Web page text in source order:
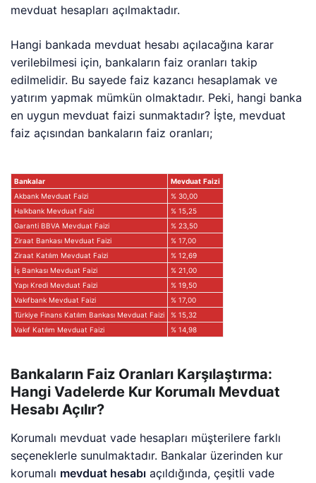
mevduat hesapları açılmaktadır.
Hangi bankada mevduat hesabı açılacağına karar
verilebilmesi için, bankaların faiz oranları takip
edilmelidir. Bu sayede faiz kazancı hesaplamak ve
yatırım yapmak mümkün olmaktadır. Peki, hangi banka
en uygun mevduat faizi sunmaktadır? İşte, mevduat
faiz açısından bankaların faiz oranları;
Bankalar Mevduat Faizi
Akbank Mevduat Faizi
% 30,00
Halkbank Mevduat Faizi
% 15,25
Garanti BBVA Mevduat Faizi
% 23,50
Ziraat Bankası Mevduat Faizi
% 17,00
Ziraat Katılım Mevduat Faizi
% 12,69
İş Bankası Mevduat Faizi
% 21,00
Yapı Kredi Mevduat Faizi
% 19,50
Vakıfbank Mevduat Faizi
% 17,00
Türkiye Finans Katılım Bankası Mevduat Faizi
% 15,32
Vakıf Katılım Mevduat Faizi
% 14,98
Bankaların Faiz Oranları Karşılaştırma:
Hangi Vadelerde Kur Korumalı Mevduat
Hesabı Açılır?
Korumalı mevduat vade hesapları müşterilere farklı
seçeneklerle sunulmaktadır. Bankalar üzerinden kur
korumalı mevduat hesabı açıldığında, çeşitli vade